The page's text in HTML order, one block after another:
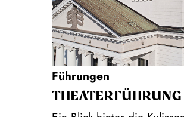
Führungen
THEATER­FÜHR­UNG